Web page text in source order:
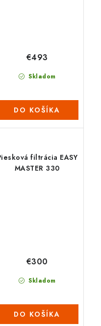
Skladom
€493
DO KOŠÍKA
filtrácia EASY
MASTER 330
Skladom
€300
DO KOŠÍKA